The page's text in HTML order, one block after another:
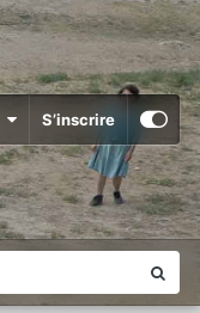
S’inscrire